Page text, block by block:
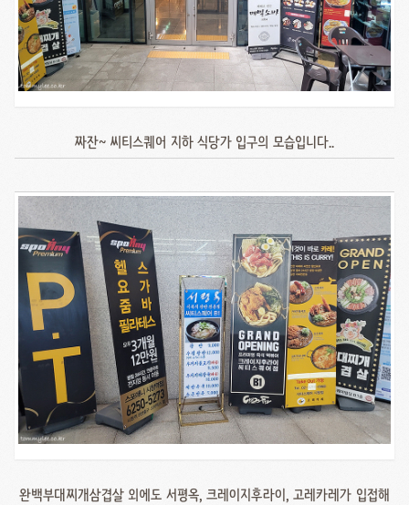
짜잔~ 씨티스퀘어 지하 식당가 입구의 모습입니다..
완백부대찌개삼겹살 외에도 서평옥, 크레이지후라이, 고레카레가 입접해